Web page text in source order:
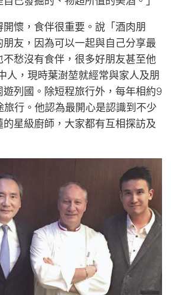
懷，食伴很重要。說「酒肉朋
友，因為可以一起與自己分享最
不愁沒有食伴，很多好朋友甚至他
人，現時葉澍堃就經常與家人及朋
遊列國。除短程旅行外，每年相約9
旅行。他認為最開心是認識到不少
星級廚師，大家都有互相探訪及